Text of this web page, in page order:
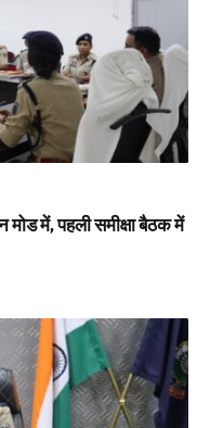
में, पहली समीक्षा बैठक में